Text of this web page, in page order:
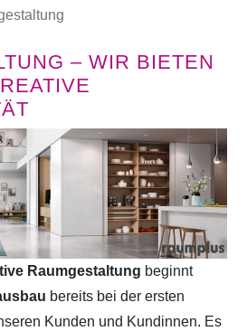
– WIR BIETEN
Raumgestaltung beginnt
bereits bei der ersten
Kunden und Kundinnen. Es